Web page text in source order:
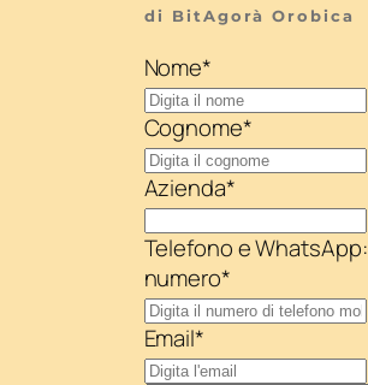
di BitAgorà Orobica
Nome*
Cognome*
Azienda*
Telefono e WhatsApp:
numero*
Email*